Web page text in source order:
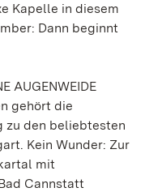
Kapelle in diesem
Dann beginnt
AUGENWEIDE
gehört die
zu den beliebtesten
Kein Wunder: Zur
mit
Cannstatt